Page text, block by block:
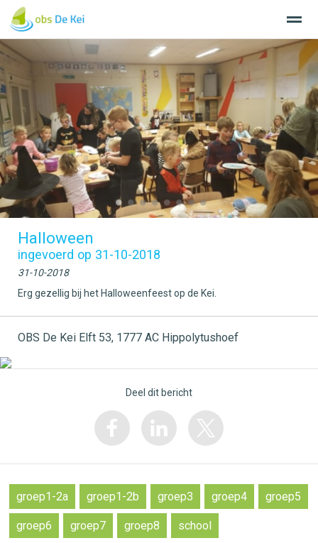
Home Nieuws Agenda E-
● ● ● ● ● ● ● ●
Halloween
ingevoerd op 31-10-2018
31-10-2018
Erg gezellig bij het Halloweenfeest op de Kei.
OBS De Kei Elft 53, 1777 AC Hippolytushoef
Deel dit bericht
groep1-2a groep1-2b groep3 groep4 groep5
groep6 groep7 groep8 school